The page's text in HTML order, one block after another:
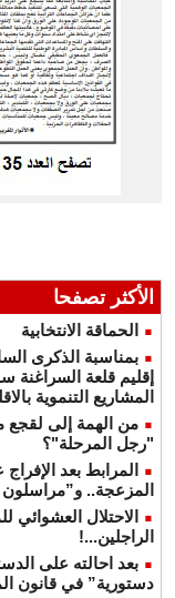
الأكثر تصفحا
الحماقة الانتخابية
بمناسبة الذكرى
إقليم قلعة
المشاريع التنموية
من الهمة إلى
"رجل المرحلة"؟
المرابط بعد
المزعجة.. و”مراسلون
الاحتلال
الراجلين...!
دستورية” في قانون